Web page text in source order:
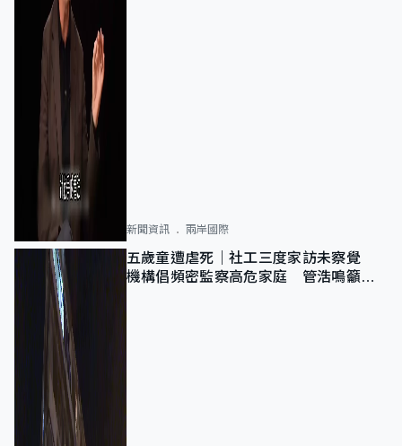
新聞資訊 兩岸國際
五歲童遭虐死｜社工三度家訪未察覺
機構倡頻密監察高危家庭 管浩鳴籲加